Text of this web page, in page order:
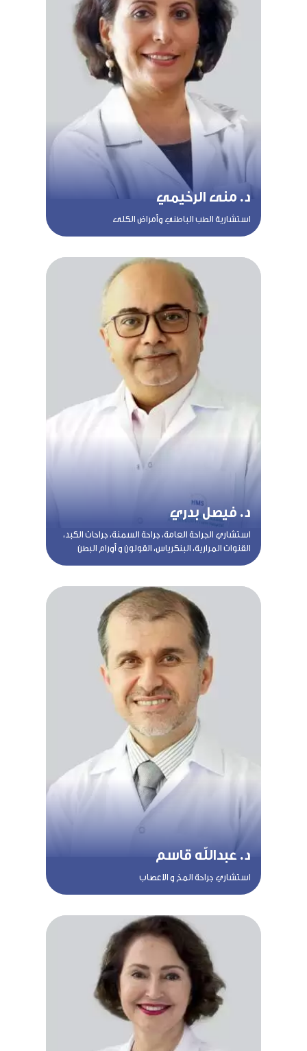
د. منى الرخيمي
استشارية الطب الباطني وأمراض الكلى
د. فيصل بدري
استشاري الجراحة العامة، جراحة السمنة، جراحات الكبد،
القنوات المرارية، البنكرياس، القولون و أورام البطن
د. عبدالله قاسم
استشاري جراحة المخ و الاعصاب